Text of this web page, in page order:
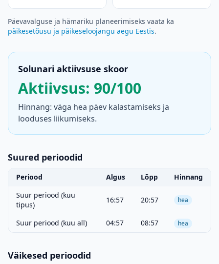
Päevavalguse ja hämariku planeerimiseks vaata ka
päikesetõusu ja päikeseloojangu aegu Eestis.
Solunari aktiivsuse skoor
Aktiivsus: 90/100
Hinnang: väga hea päev kalastamiseks ja
looduses liikumiseks.
Suured perioodid
Periood Algus Lõpp
Hinnang
Suur periood (kuu
tipus)
16:57 20:57 hea
Suur periood (kuu all) 04:57 08:57 hea
Väikesed perioodid